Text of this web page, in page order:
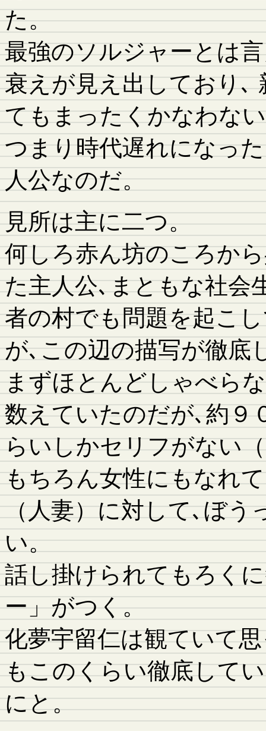
た。
最強のソルジャーとは
衰えが見え出しており､
てもまったくかなわな
つまり時代遅れになっ
人公なのだ。
見所は主に二つ。
何しろ赤ん坊のころか
た主人公､まともな社会
者の村でも問題を起こ
が､この辺の描写が徹底
まずほとんどしゃべら
数えていたのだが､約９
らいしかセリフがない
もちろん女性にもなれ
（人妻）に対して､ぼう
い。
話し掛けられてもろく
ー」がつく。
化夢宇留仁は観ていて
もこのくらい徹底して
にと。